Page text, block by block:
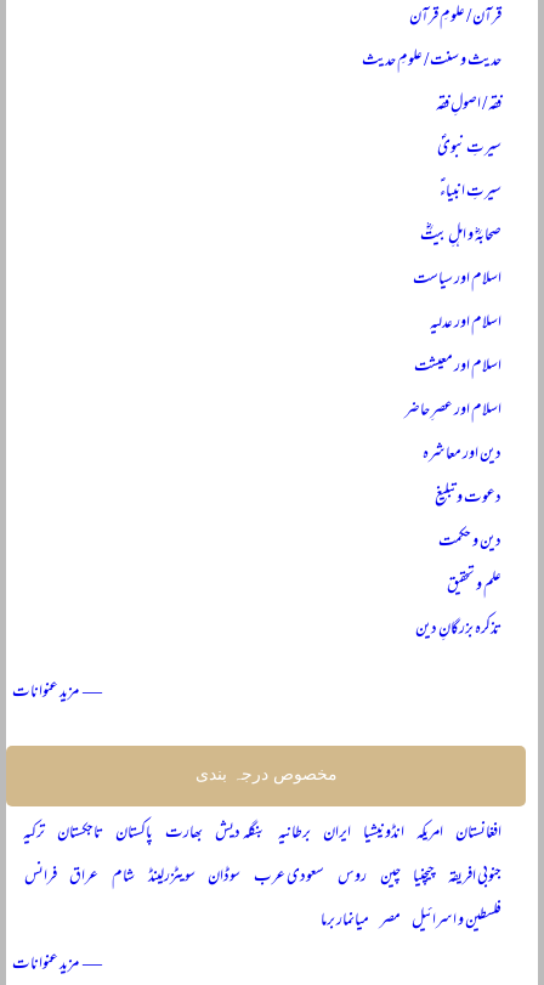
قرآن / علومِ قرآن
حدیث و سنت / علومِ حدیث
فقہ / اصولِ فقہ
سیرتِ نبویؐ
سیرتِ انبیاءؑ
صحابہؓ و اہلِ بیتؓ
اسلام اور سیاست
اسلام اور عدلیہ
اسلام اور معیشت
اسلام اور عصرِ حاضر
دین اور معاشرہ
دعوت و تبلیغ
دین و حکمت
علم و تحقیق
تذکرہ بزرگانِ دین
— مزید عنوانات
مخصوص درجہ بندی
افغانستان امریکہ انڈونیشیا ایران برطانیہ بنگلہ دیش بھارت پاکستان تاجکستان ترکیہ
جنوبی افریقہ چیچنیا چین روس سعودی عرب سوڈان سویٹزرلینڈ شام عراق فرانس
فلسطین و اسرائیل مصر میانمار برما
— مزید عنوانات